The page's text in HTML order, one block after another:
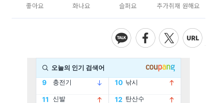
좋아요 화나요 슬퍼요 추가취재 원해요